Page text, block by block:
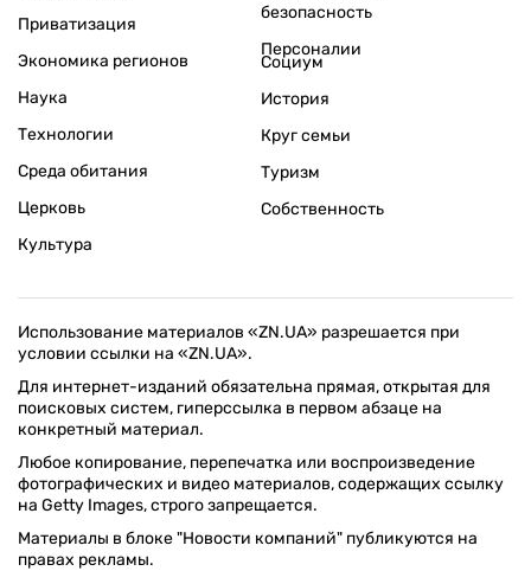
Приватизация
Экономика регионов
безопасность
Персоналии
Наука
Технологии
Среда обитания
Церковь
Культура
Социум
История
Круг семьи
Туризм
Собственность
Использование материалов «ZN.UA» разрешается при
условии ссылки на «ZN.UA».
Для интернет-изданий обязательна прямая, открытая для
поисковых систем, гиперссылка в первом абзаце на
конкретный материал.
Любое копирование, перепечатка или воспроизведение
фотографических и видео материалов, содержащих ссылку
на Getty Images, строго запрещается.
Материалы в блоке "Новости компаний" публикуются на
правах рекламы.